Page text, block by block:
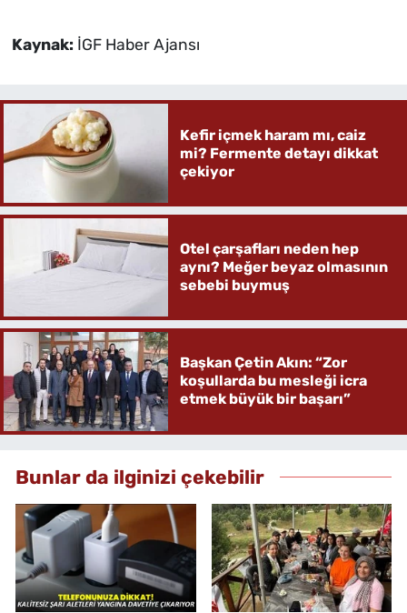
Kaynak: İGF Haber Ajansı
Kefir içmek haram mı, caiz
mi? Fermente detayı dikkat
çekiyor
Otel çarşafları neden hep
aynı? Meğer beyaz olmasının
sebebi buymuş
Başkan Çetin Akın: “Zor
koşullarda bu mesleği icra
etmek büyük bir başarı”
Bunlar da ilginizi çekebilir